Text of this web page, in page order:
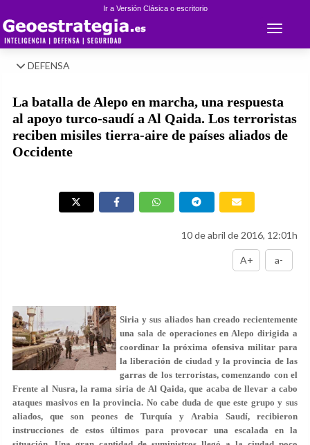
Ir a Versión Clásica o escritorio
Toggle
DEFENSA
La batalla de Alepo en marcha, una respuesta
al apoyo turco-saudí a Al Qaida. Los terroristas
reciben misiles tierra-aire de países aliados de
Occidente
10 de abril de 2016, 12:01h
A+ a-
Siria y sus aliados han creado recientemente
una sala de operaciones en Alepo dirigida a
coordinar la próxima ofensiva militar para
la liberación de ciudad y la provincia de las
garras de los terroristas, comenzando con el
Frente al Nusra, la rama siria de Al Qaida, que acaba de llevar a cabo
ataques masivos en la provincia. No cabe duda de que este grupo y sus
aliados, que son peones de Turquía y Arabia Saudí, recibieron
instrucciones de estos últimos para provocar una escalada en la